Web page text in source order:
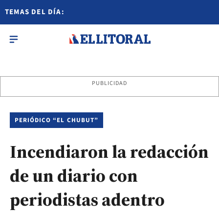
TEMAS DEL DÍA:
PUBLICIDAD
PERIÓDICO “EL CHUBUT”
Incendiaron la redacción
de un diario con
periodistas adentro